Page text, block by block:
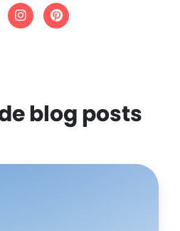
blog posts